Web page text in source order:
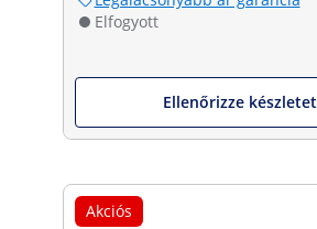
Elfogyott
Ellenőrizze készletet
Akciós